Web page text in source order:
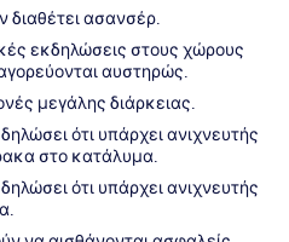
διαθέτει ασανσέρ.
εκδηλώσεις στους χώρους
αυστηρώς.
μεγάλης διάρκειας.
ότι υπάρχει ανιχνευτής
στο κατάλυμα.
ότι υπάρχει ανιχνευτής